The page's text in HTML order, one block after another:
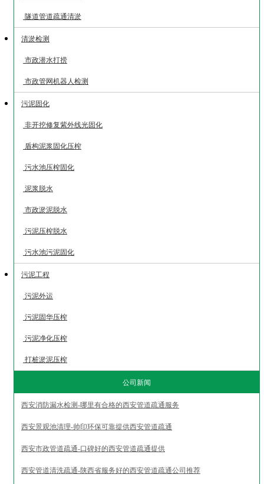
隧道管道疏通清淤
清淤检测
市政潜水打捞
市政管网机器人检测
污泥固化
非开挖修复紫外线光固化
盾构泥浆固化压榨
污水池压榨固化
泥浆脱水
市政淤泥脱水
污泥压榨脱水
污水池污泥固化
污泥工程
污泥外运
污泥固华压榨
污泥净化压榨
打桩淤泥压榨
公司新闻
西安消防漏水检测-哪里有合格的西安管道疏通服务
西安景观池清理-帅印环保可靠提供西安管道疏通
西安市政管道疏通-口碑好的西安管道疏通提供
西安管道清洗疏通-陕西省服务好的西安管道疏通公司推荐